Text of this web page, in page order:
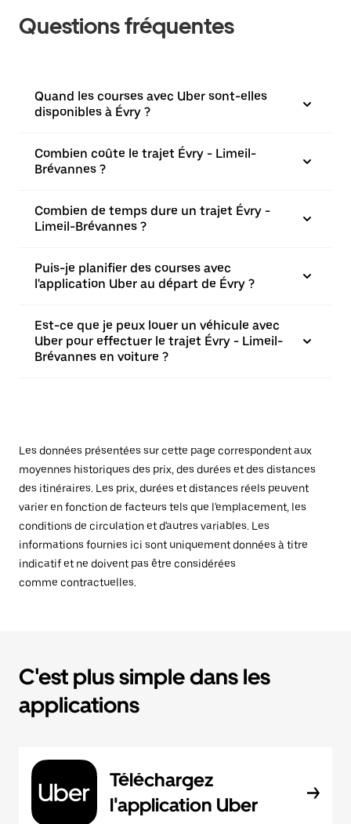
Questions fréquentes
Quand les courses avec Uber sont-elles
disponibles à Évry ?
Combien coûte le trajet Évry - Limeil-
Brévannes ?
Combien de temps dure un trajet Évry -
Limeil-Brévannes ?
Puis-je planifier des courses avec
l'application Uber au départ de Évry ?
Est-ce que je peux louer un véhicule avec
Uber pour effectuer le trajet Évry - Limeil-
Brévannes en voiture ?
Les données présentées sur cette page correspondent aux
moyennes historiques des prix, des durées et des distances
des itinéraires. Les prix, durées et distances réels peuvent
varier en fonction de facteurs tels que l'emplacement, les
conditions de circulation et d'autres variables. Les
informations fournies ici sont uniquement données à titre
indicatif et ne doivent pas être considérées
comme contractuelles.
C'est plus simple dans les
applications
Téléchargez
l'application Uber